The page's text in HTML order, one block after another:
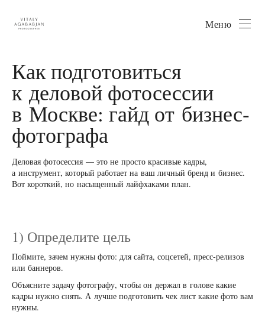
Меню
Как подготовиться
к деловой фотосессии
в Москве: гайд от бизнес-
фотографа
Деловая фотосессия — это не просто красивые кадры,
а инструмент, который работает на ваш личный бренд и бизнес.
Вот короткий, но насыщенный лайфхаками план.
1) Определите цель
Поймите, зачем нужны фото: для сайта, соцсетей, пресс‑релизов
или баннеров.
Объясните задачу фотографу, чтобы он держал в голове какие
кадры нужно снять. А лучше подготовить чек лист какие фото вам
нужны.